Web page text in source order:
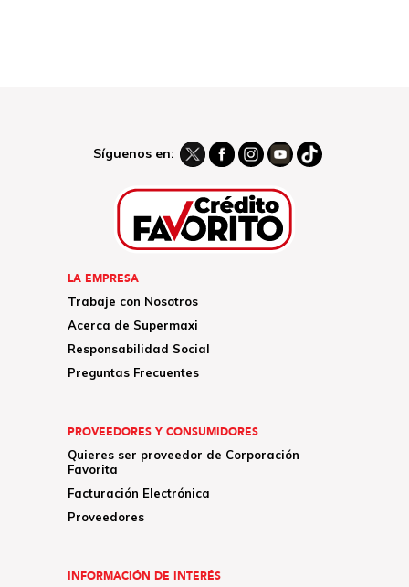
Síguenos en:
LA EMPRESA
Trabaje con Nosotros
Acerca de Supermaxi
Responsabilidad Social
Preguntas Frecuentes
PROVEEDORES Y CONSUMIDORES
Quieres ser proveedor de Corporación
Favorita
Facturación Electrónica
Proveedores
INFORMACIÓN DE INTERÉS